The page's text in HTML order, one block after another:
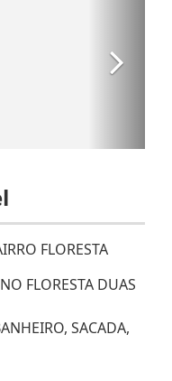
FLORESTA
FLORESTA DUAS
SACADA,